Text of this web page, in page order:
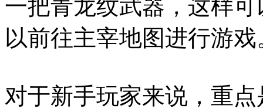
一把青龙纹武器，这样
以前往主宰地图进行游戏
对于新手玩家来说，重